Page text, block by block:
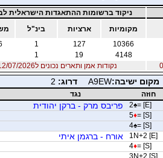
ניקוד ברשומות ההתאגדות הישראלית
מקומיות ארציות בינ"ל
10366
127
1
4148
19
1
נקודות אמן ותארים נכונים ל12/07/2026
מקום ישיבה:A9EW דרוג: 2
חוזה
נגד
2♠= [E] פריבס מרק - ברקן יהודית
5♦= [S]
4♠= [S]
1N+2 [E] אורח - ברגמן איתי
4♦= [S]
3N+2 [S]